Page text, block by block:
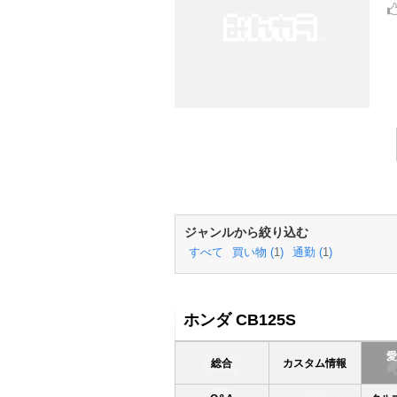
ジャンルから絞り込む
すべて 買い物 (1) 通勤 (1)
ホンダ CB125S
総合 カスタム情報